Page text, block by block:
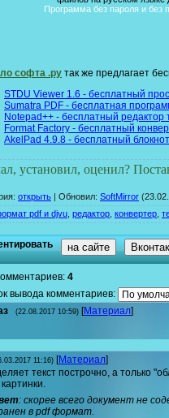
Программа без пароля и без
софта .ру так же предлагает
STDU Viewer 1.6 - бесплатный
Sumatra PDF - бесплатная
Notepad++ - бесплатный редактор
Format Factory - бесплатный
AkelPad 4.9.8 - бесплатный блокнот
установил, оценил?
: открыть | Обновил: SoftMirror
pdf и djvu редактор конвертер
на сайте
: 4
вывода комментариев:
(22.08.2017 10:59) [Материал]
11:16) [Материал]
текст построчно, а только
: скорее всего документ не
в pdf формат.